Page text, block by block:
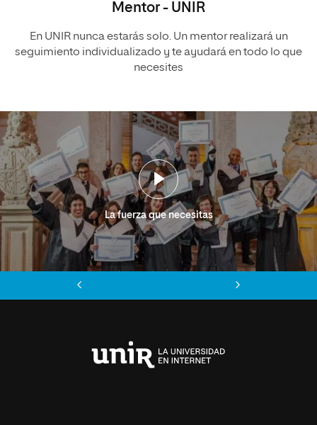
Mentor - UNIR
En UNIR nunca estarás solo. Un mentor realizará un
seguimiento individualizado y te ayudará en todo lo que
necesites
La fuerza que necesitas